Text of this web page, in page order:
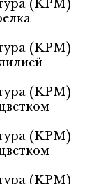
(KPM)
(KPM)
(KPM)
(KPM)
(KPM)